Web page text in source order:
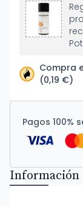
Compra
(0,19 €)
Pagos 100%
Información